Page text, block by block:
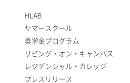
HLAB
サマースクール
奨学金プログラム
リビング・オン・キャンパス
レジデンシャル・カレッジ
プレスリリース